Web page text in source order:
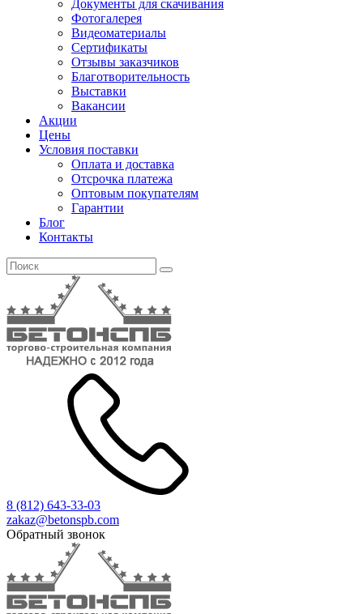
Документы для скачивания
Фотогалерея
Видеоматериалы
Сертификаты
Отзывы заказчиков
Благотворительность
Выставки
Вакансии
Акции
Цены
Условия поставки
Оплата и доставка
Отсрочка платежа
Оптовым покупателям
Гарантии
Блог
Контакты
8 (812) 643-33-03
zakaz@betonspb.com
Обратный звонок